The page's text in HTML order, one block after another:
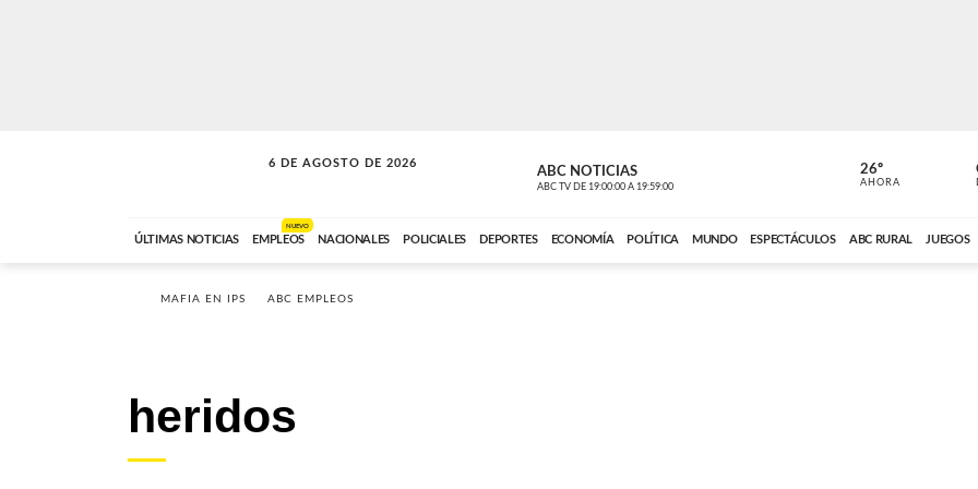
6 DE AGOSTO DE 2026
SOLO MÚSICA ABC NOTICIAS
ABC TV DE 19:00:00 A 19:59:00
CARDINAL
ABC CARDINAL
26º
AHORA
ÚLTIMAS NOTICIAS EMPLEOS
NUEVO
NACIONALES POLICIALES DEPORTES ECONOMÍA POLÍTICA MUNDO ESPECTÁCULOS ABC RURAL JUEGOS
MAFIA EN IPS ABC EMPLEOS
heridos